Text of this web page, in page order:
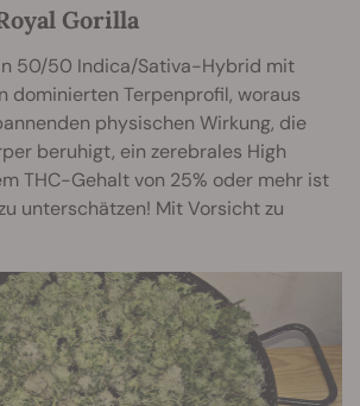
Gorilla
50/50 Indica/Sativa-Hybrid mit
dominierten Terpenprofil, woraus
physischen Wirkung, die
beruhigt, ein zerebrales High
THC-Gehalt von 25% oder mehr ist
unterschätzen! Mit Vorsicht zu